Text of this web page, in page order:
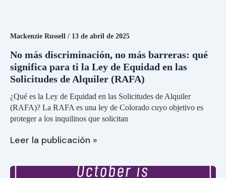
Mackenzie Russell / 13 de abril de 2025
No más discriminación, no más barreras: qué
significa para ti la Ley de Equidad en las
Solicitudes de Alquiler (RAFA)
¿Qué es la Ley de Equidad en las Solicitudes de Alquiler
(RAFA)? La RAFA es una ley de Colorado cuyo objetivo es
proteger a los inquilinos que solicitan
discriminación,
más
barreras:
qué
significa
para
ti
la
Ley
de
Equidad
las
Leer la publicación »
doméstica